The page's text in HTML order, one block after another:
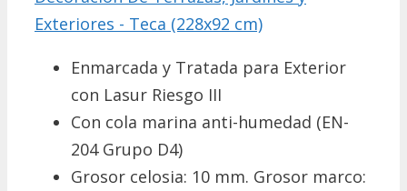
Exteriores - Teca (228x92 cm)
Enmarcada y Tratada para Exterior
con Lasur Riesgo III
Con cola marina anti-humedad (EN-
204 Grupo D4)
Grosor celosia: 10 mm. Grosor marco: